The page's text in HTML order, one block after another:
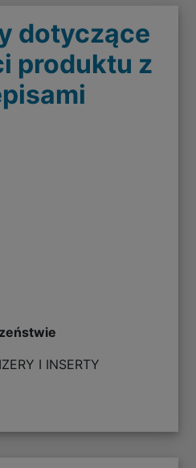
dotyczące
produktu z
I INSERTY